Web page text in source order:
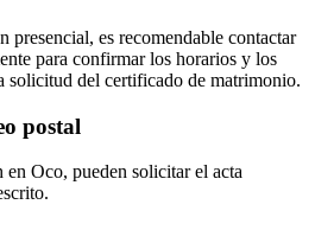
presencial, es recomendable contactar
para confirmar los horarios y los
solicitud del certificado de matrimonio.
postal
en Oco, pueden solicitar el acta